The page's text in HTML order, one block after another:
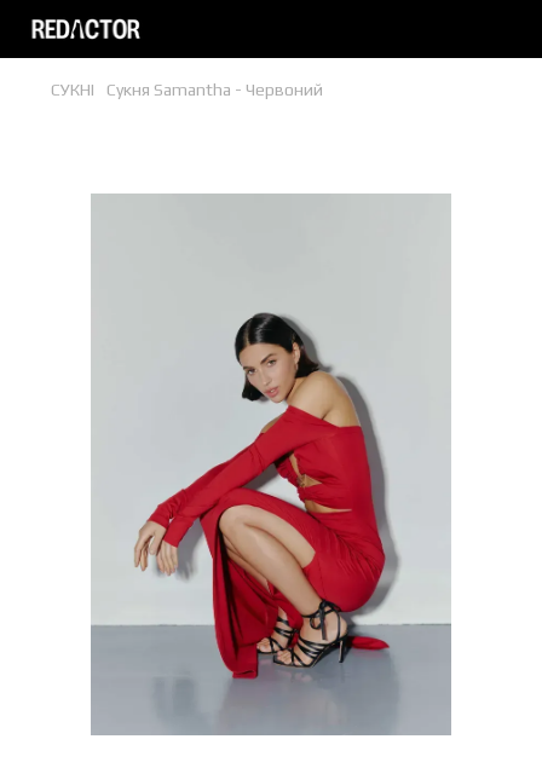
СУКНІ Сукня Samantha - Червоний